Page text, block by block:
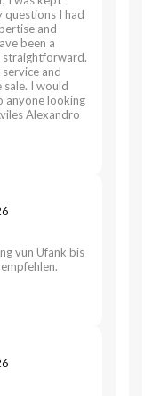
questions I had
and
been a
straightforward.
and
I would
anyone looking
Alexandro
vun Ufank bis